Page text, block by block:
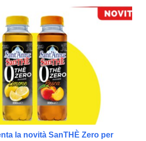
la novità SanTHÈ Zero per